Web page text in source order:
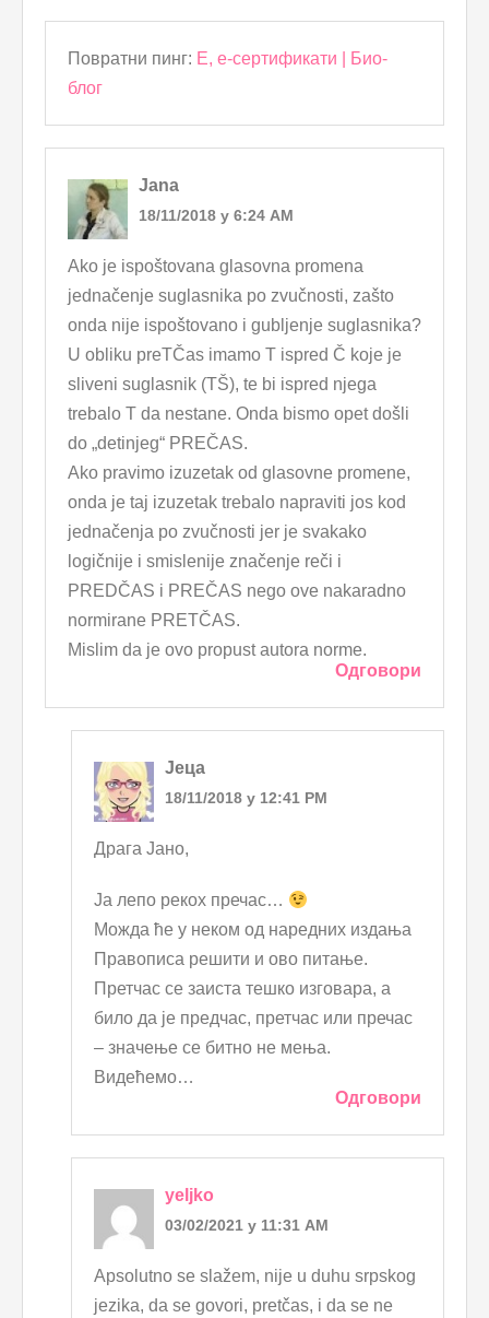
Повратни пинг: Е, е-сертификати | Био-
блог
Jana
18/11/2018 у 6:24 AM
Ako je ispoštovana glasovna promena
jednačenje suglasnika po zvučnosti, zašto
onda nije ispoštovano i gubljenje suglasnika?
U obliku preTČas imamo T ispred Č koje je
sliveni suglasnik (TŠ), te bi ispred njega
trebalo T da nestane. Onda bismo opet došli
do „detinjeg“ PREČAS.
Ako pravimo izuzetak od glasovne promene,
onda je taj izuzetak trebalo napraviti jos kod
jednačenja po zvučnosti jer je svakako
logičnije i smislenije značenje reči i
PREDČAS i PREČAS nego ove nakaradno
normirane PRETČAS.
Mislim da je ovo propust autora norme.
Одговори
Јеца
18/11/2018 у 12:41 PM
Драга Јано,
Ја лепо рекох пречас…
Можда ће у неком од наредних издања
Правописа решити и ово питање.
Претчас се заиста тешко изговара, а
било да је предчас, претчас или пречас
– значење се битно не мења.
Видећемо…
Одговори
yeljko
03/02/2021 у 11:31 AM
Apsolutno se slažem, nije u duhu srpskog
jezika, da se govori, pretčas, i da se ne